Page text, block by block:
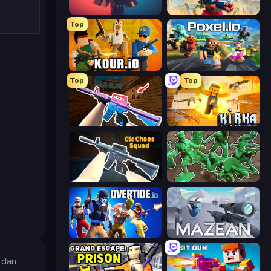
Pixel Warfare Pixel Combat: Zombies Strike
Top
Kour.io Poxel.io
Top
KS Z
Top
Kirka.io
CS: Chaos Squad Soldiers - Capture and Control!
Overtide.io Mazean